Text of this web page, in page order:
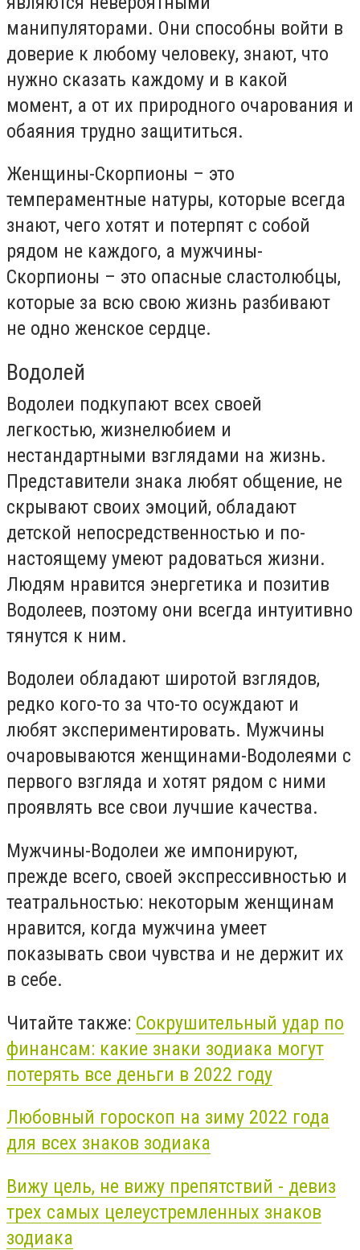
манипуляторами. Они способны войти в
доверие к любому человеку, знают, что
нужно сказать каждому и в какой
момент, а от их природного очарования и
обаяния трудно защититься.
Женщины-Скорпионы – это
темпераментные натуры, которые всегда
знают, чего хотят и потерпят с собой
рядом не каждого, а мужчины-
Скорпионы – это опасные сластолюбцы,
которые за всю свою жизнь разбивают
не одно женское сердце.
Водолей
Водолеи подкупают всех своей
легкостью, жизнелюбием и
нестандартными взглядами на жизнь.
Представители знака любят общение, не
скрывают своих эмоций, обладают
детской непосредственностью и по-
настоящему умеют радоваться жизни.
Людям нравится энергетика и позитив
Водолеев, поэтому они всегда интуитивно
тянутся к ним.
Водолеи обладают широтой взглядов,
редко кого-то за что-то осуждают и
любят экспериментировать. Мужчины
очаровываются женщинами-Водолеями с
первого взгляда и хотят рядом с ними
проявлять все свои лучшие качества.
Мужчины-Водолеи же импонируют,
прежде всего, своей экспрессивностью и
театральностью: некоторым женщинам
нравится, когда мужчина умеет
показывать свои чувства и не держит их
в себе.
Читайте также: Сокрушительный удар по
финансам: какие знаки зодиака могут
потерять все деньги в 2022 году
Любовный гороскоп на зиму 2022 года
для всех знаков зодиака
Вижу цель, не вижу препятствий - девиз
трех самых целеустремленных знаков
зодиака